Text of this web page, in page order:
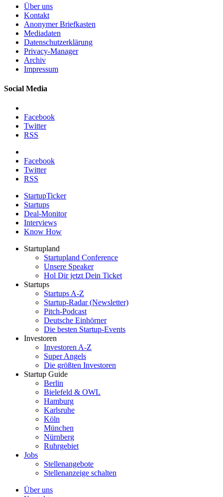
Über uns
Kontakt
Anonymer Briefkasten
Mediadaten
Datenschutzerklärung
Privacy-Manager
Archiv
Impressum
Social Media
Facebook
Twitter
RSS
Facebook
Twitter
RSS
StartupTicker
Startups
Deal-Monitor
Interviews
Know How
Startupland
Startupland Conference
Unsere Speaker
Hol Dir jetzt Dein Ticket
Startups
Startups A-Z
Startup-Radar (Newsletter)
Pitch-Podcast
Deutsche Einhörner
Die besten Startup-Events
Investoren
Investoren A-Z
Super Angels
Die größten Investoren
Startup Guide
Berlin
Bielefeld & OWL
Hamburg
Karlsruhe
Köln
München
Nürnberg
Ruhrgebiet
Jobs
Stellenangebote
Stellenanzeige schalten
Über uns